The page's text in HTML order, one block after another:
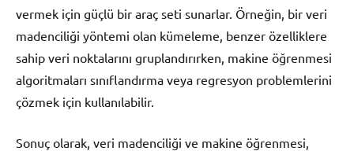
vermek için güçlü bir araç seti sunarlar. Örneğin, bir veri
madenciliği yöntemi olan kümeleme, benzer özelliklere
sahip veri noktalarını gruplandırırken, makine öğrenmesi
algoritmaları sınıflandırma veya regresyon problemlerini
çözmek için kullanılabilir.
Sonuç olarak, veri madenciliği ve makine öğrenmesi,